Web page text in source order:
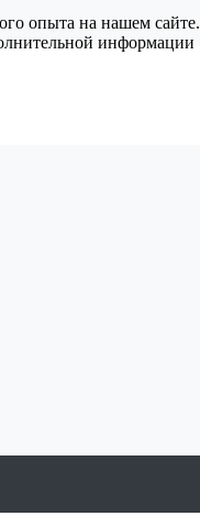
опыта на нашем сайте.
информации